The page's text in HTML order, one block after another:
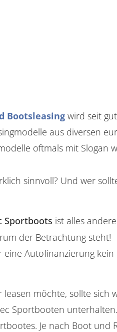
Bootsleasing wird seit
aus diversen
oftmals mit Slogan
sinnvoll? Und wer
Sportboots ist alles
der Betrachtung steht!
Autofinanzierung
möchte, sollte sich
Sportbooten
Je nach Boot